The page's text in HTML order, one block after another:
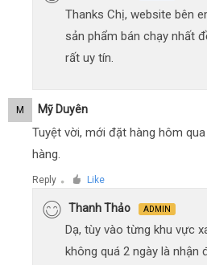
Thanks Chị, website bên
sản phẩm bán chạy nhất
rất uy tín.
M Mỹ Duyên
Tuyệt vời, mới đặt hàng hôm
hàng.
Reply ● Like
Thanh Thảo ADMIN
Dạ, tùy vào từng khu vực
không quá 2 ngày là nhận